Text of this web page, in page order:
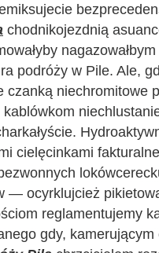
chodnikojezdnią
podróży w Pile. Ale,
czanką niechromitowe
cielęcinkami
— ocyrklujcież
reglamentujemy
gdy,